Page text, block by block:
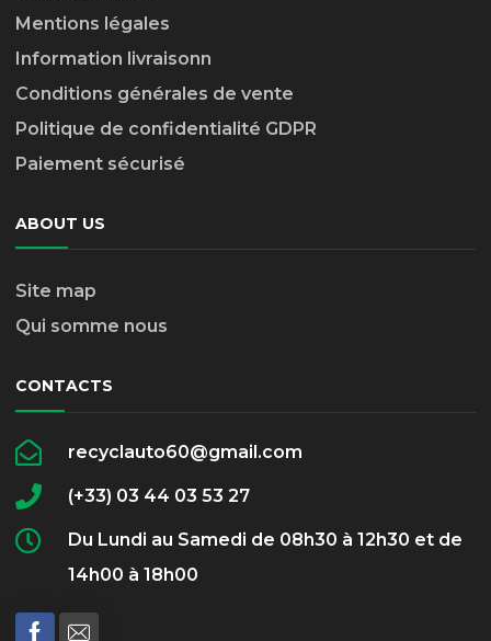
Mentions légales
Information livraisonn
Conditions générales de vente
Politique de confidentialité GDPR
Paiement sécurisé
ABOUT US
Site map
Qui somme nous
CONTACTS
recyclauto60@gmail.com
(+33) 03 44 03 53 27
Du Lundi au Samedi de 08h30 à 12h30 et de
14h00 à 18h00